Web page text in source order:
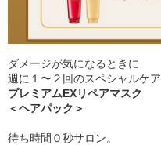
ダメージが気になるときに
週に１〜２回のスペシャルケア
プレミアムEXリペアマスク
＜ヘアパック＞
待ち時間０秒サロン。